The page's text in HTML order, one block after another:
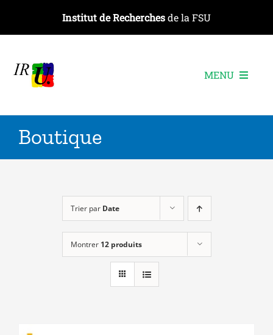
contenu
Institut de Recherchesde la FSU
MENU
Les recherches
Les événements
Boutique
Trier par Date
Montrer 12 produits